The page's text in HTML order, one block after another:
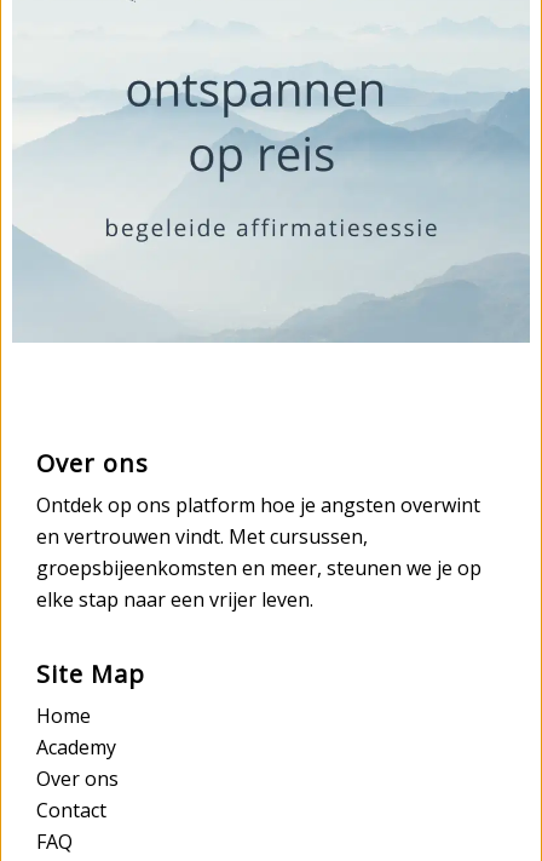
Over ons
Ontdek op ons platform hoe je angsten overwint
en vertrouwen vindt. Met cursussen,
groepsbijeenkomsten en meer, steunen we je op
elke stap naar een vrijer leven.
Site Map
Home
Academy
Over ons
Contact
FAQ